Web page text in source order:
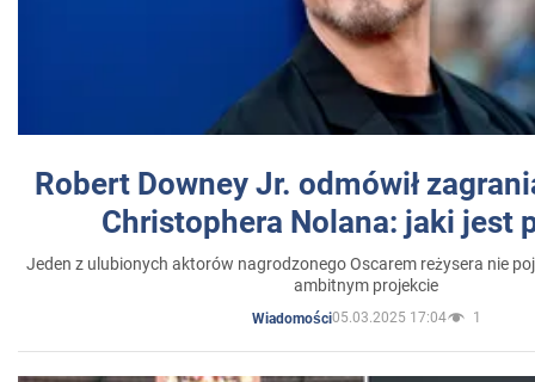
Robert Downey Jr. odmówił
Christophera Nolana: jaki jest
Jeden z ulubionych aktorów nagrodzonego Oscarem reżysera nie
ambitnym projekcie
Wiadomości05.03.2025 17:04 1